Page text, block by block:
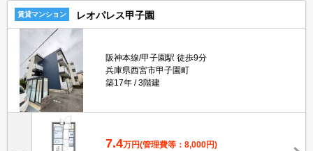
賃貸マンション レオパレス甲子園
阪神本線/甲子園駅 徒歩9分
兵庫県西宮市甲子園町
築17年
3階建
7.4万円(管理費等：8,000円)